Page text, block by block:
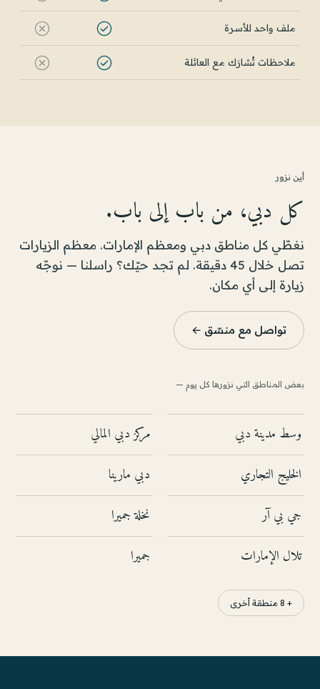
ملف واحد للأسرة
ملاحظات تُشارَك مع العائلة
أين نزور
كل دبي، من باب إلى باب.
نغطّي كل مناطق دبي ومعظم الإمارات. معظم الزيارات
تصل خلال 45 دقيقة. لم تجد حيّك؟ راسلنا — نوجّه
زيارة إلى أي مكان.
تواصل مع منسّق ←
بعض المناطق التي نزورها كل يوم —
وسط مدينة دبي
مركز دبي المالي
الخليج التجاري
دبي مارينا
جي بي آر
نخلة جميرا
تلال الإمارات
جميرا
+ 8 منطقة أخرى